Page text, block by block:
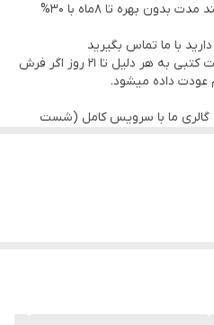
.از ما قسطی بخری بردی! اقساط بلند مدت بدون بهره تا 8ماه با 30%
با ما تماس بگیرید
تمامی فرش های گالری ما با ضمانت کتبی به هر دلیل تا 21 روز اگر فرش
عودت داده میشود.
گالری ما با سرویس کامل (شست